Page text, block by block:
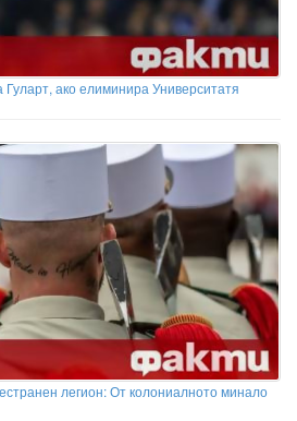
Гуларт, ако елиминира Университатя
легион: От колониалното минало